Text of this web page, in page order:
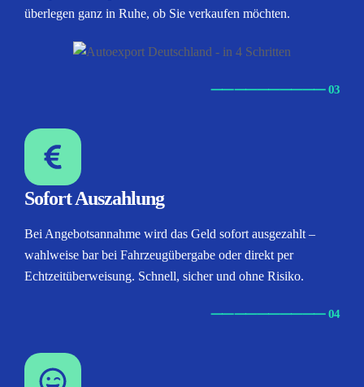
überlegen ganz in Ruhe, ob Sie verkaufen möchten.
⸺⸺⸺⸺⸺ 03
Sofort Auszahlung
Bei Angebotsannahme wird das Geld sofort ausgezahlt –
wahlweise bar bei Fahrzeugübergabe oder direkt per
Echtzeitüberweisung. Schnell, sicher und ohne Risiko.
⸺⸺⸺⸺⸺ 04